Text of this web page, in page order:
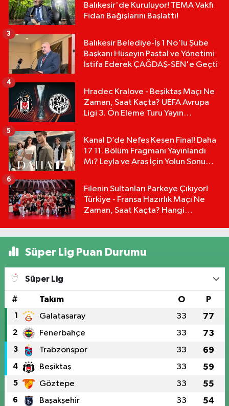
Balıkesir'de Kuruluyor! TEMA Vakfı
Fidan Bağışlarını Başlattı!
Balıkesir Belediye-İş 1 No'lu Şube
Başkanı Hüseyin Pastal ve Yönetimi
İstifa Ederek ÇAĞDAŞ-SEN'e Geçti
3
Hradec Kralove - Beşiktaş Maçı Ne
Zaman, Saat Kaçta? UEFA Avrupa
Ligi 3. Ön Eleme Turu Yayın
4
Kanal D’de Nefes Kesen Final! Daha
17 11. Bölüm Fragmanı Yayınlandı
Mı? Leyla ve Aras İçin Yolun Sonu
5
Filenin Sultanları Parkeye Çıkıyor!
Türkiye - Fransa Hazırlık Maçı Ne
Zaman, Saat Kaçta? Hangi
6
Süper Lig Puan Durumu
Süper Lig
# Takım O P
1 Galatasaray 33 77
2 Fenerbahçe 33 73
3 Trabzonspor 33 69
4 Beşiktaş 33 59
5 Göztepe 33 55
6 Başakşehir 33 54